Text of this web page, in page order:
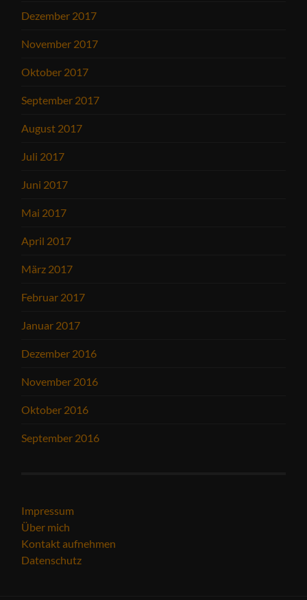
Dezember 2017
November 2017
Oktober 2017
September 2017
August 2017
Juli 2017
Juni 2017
Mai 2017
April 2017
März 2017
Februar 2017
Januar 2017
Dezember 2016
November 2016
Oktober 2016
September 2016
Impressum
Über mich
Kontakt aufnehmen
Datenschutz